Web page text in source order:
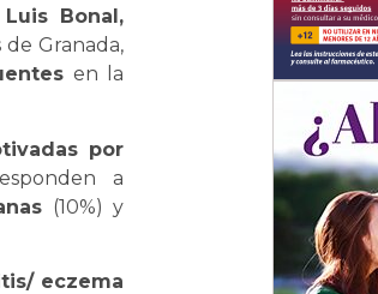
Bonal,
Granada,
en la
por
a
(10%) y
eczema